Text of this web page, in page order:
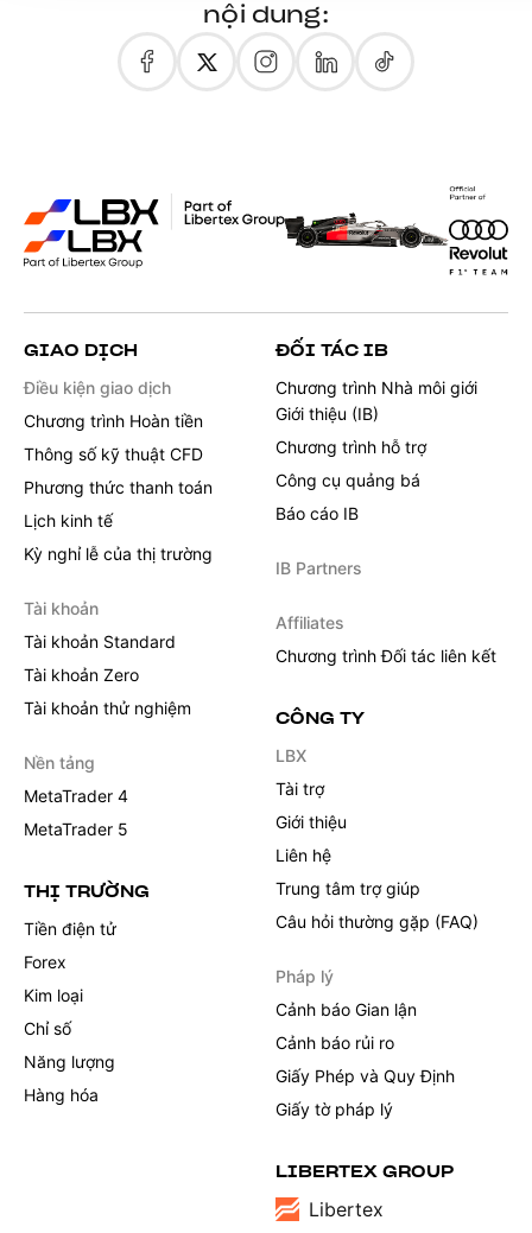
nội dung:
GIAO DỊCH
Điều kiện giao dịch
Chương trình Hoàn tiền
Thông số kỹ thuật CFD
Phương thức thanh toán
Lịch kinh tế
Kỳ nghỉ lễ của thị trường
Tài khoản
Tài khoản Standard
Tài khoản Zero
Tài khoản thử nghiệm
Nền tảng
MetaTrader 4
MetaTrader 5
THỊ TRƯỜNG
Tiền điện tử
Forex
Kim loại
Chỉ số
Năng lượng
Hàng hóa
ĐỐI TÁC IB
Chương trình Nhà môi giới
Giới thiệu (IB)
Chương trình hỗ trợ
Công cụ quảng bá
Báo cáo IB
IB Partners
Affiliates
Chương trình Đối tác liên kết
CÔNG TY
LBX
Tài trợ
Giới thiệu
Liên hệ
Trung tâm trợ giúp
Câu hỏi thường gặp (FAQ)
Pháp lý
Cảnh báo Gian lận
Cảnh báo rủi ro
Giấy Phép và Quy Định
Giấy tờ pháp lý
LIBERTEX GROUP
Libertex